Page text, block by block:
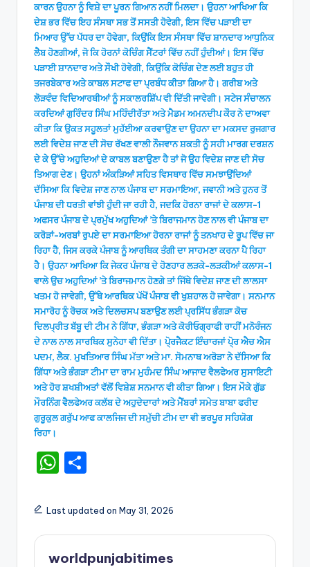
ਕਾਰਨ ਉਹਨਾ ਨੂੰ ਵਿਸ਼ੇ ਦਾ ਪੂਰਨ ਗਿਆਨ ਨਹੀਂ ਮਿਲਦਾ। ਉਹਨਾ ਆਖਿਆ ਕਿ
ਦੇਸ਼ ਭਰ ਵਿੱਚ ਇਹ ਸੰਸਥਾ ਸਭ ਤੋਂ ਸਸਤੀ ਹੋਵੇਗੀ, ਇਸ ਵਿੱਚ ਪੜਾਈ ਦਾ
ਮਿਆਰ ਉੱਚ ਪੱਧਰ ਦਾ ਹੋਵੇਗਾ, ਕਿਉਂਕਿ ਇਸ ਸੰਸਥਾ ਵਿੱਚ ਸ਼ਾਨਦਾਰ ਆਧੁਨਿਕ
ਲੈਬ ਹੋਣਗੀਆਂ, ਜੋ ਕਿ ਹੋਰਨਾਂ ਕੋਚਿੰਗ ਸੈਂਟਰਾਂ ਵਿੱਚ ਨਹੀਂ ਹੁੰਦੀਆਂ। ਇਸ ਵਿੱਚ
ਪੜਾਈ ਸ਼ਾਨਦਾਰ ਅਤੇ ਸੌਖੀ ਹੋਵੇਗੀ, ਕਿਉਂਕਿ ਕੋਚਿੰਗ ਦੇਣ ਲਈ ਬਹੁਤ ਹੀ
ਤਜਰਬੇਕਾਰ ਅਤੇ ਕਾਬਲ ਸਟਾਫ ਦਾ ਪ੍ਰਬੰਧ ਕੀਤਾ ਗਿਆ ਹੈ। ਗਰੀਬ ਅਤੇ
ਲੋੜਵੰਦ ਵਿਦਿਆਰਥੀਆਂ ਨੂੰ ਸਕਾਲਰਸ਼ਿੱਪ ਵੀ ਦਿੱਤੀ ਜਾਵੇਗੀ। ਸਟੇਜ ਸੰਚਾਲਨ
ਕਰਦਿਆਂ ਗੁਰਿੰਦਰ ਸਿੰਘ ਮਹਿੰਦੀਰੱਤਾ ਅਤੇ ਮੈਡਮ ਅਮਨਦੀਪ ਕੌਰ ਨੇ ਦਾਅਵਾ
ਕੀਤਾ ਕਿ ਉਕਤ ਸਹੂਲਤਾਂ ਮੁਹੱਈਆ ਕਰਵਾਉਣ ਦਾ ਉਹਨਾ ਦਾ ਮਕਸਦ ਰੁਜਗਾਰ
ਲਈ ਵਿਦੇਸ਼ ਜਾਣ ਦੀ ਸੋਚ ਰੱਖਣ ਵਾਲੀ ਨੌਜਵਾਨ ਸ਼ਕਤੀ ਨੂੰ ਸਹੀ ਮਾਰਗ ਦਰਸ਼ਨ
ਦੇ ਕੇ ਉੱਚੇ ਅਹੁਦਿਆਂ ਦੇ ਕਾਬਲ ਬਣਾਉਣਾ ਹੈ ਤਾਂ ਜੋ ਉਹ ਵਿਦੇਸ਼ ਜਾਣ ਦੀ ਸੋਚ
ਤਿਆਗ ਦੇਣ। ਉਹਨਾਂ ਅੰਕੜਿਆਂ ਸਹਿਤ ਵਿਸਥਾਰ ਵਿੱਚ ਸਮਝਾਉਂਦਿਆਂ
ਦੱਸਿਆ ਕਿ ਵਿਦੇਸ਼ ਜਾਣ ਨਾਲ ਪੰਜਾਬ ਦਾ ਸਰਮਾਇਆ, ਜਵਾਨੀ ਅਤੇ ਹੁਨਰ ਤੋਂ
ਪੰਜਾਬ ਦੀ ਧਰਤੀ ਵਾਂਝੀ ਹੁੰਦੀ ਜਾ ਰਹੀ ਹੈ, ਜਦਕਿ ਹੋਰਨਾ ਰਾਜਾਂ ਦੇ ਕਲਾਸ-1
ਅਫਸਰ ਪੰਜਾਬ ਦੇ ਪ੍ਰਮੁੱਖ ਅਹੁਦਿਆਂ ’ਤੇ ਬਿਰਾਜਮਾਨ ਹੋਣ ਨਾਲ ਵੀ ਪੰਜਾਬ ਦਾ
ਕਰੋੜਾਂ-ਅਰਬਾਂ ਰੁਪਏ ਦਾ ਸਰਮਾਇਆ ਹੋਰਨਾ ਰਾਜਾਂ ਨੂੰ ਤਨਖਾਹ ਦੇ ਰੂਪ ਵਿੱਚ ਜਾ
ਰਿਹਾ ਹੈ, ਜਿਸ ਕਰਕੇ ਪੰਜਾਬ ਨੂੰ ਆਰਥਿਕ ਤੰਗੀ ਦਾ ਸਾਹਮਣਾ ਕਰਨਾ ਪੈ ਰਿਹਾ
ਹੈ। ਉਹਨਾ ਆਖਿਆ ਕਿ ਜੇਕਰ ਪੰਜਾਬ ਦੇ ਹੋਣਹਾਰ ਲੜਕੇ-ਲੜਕੀਆਂ ਕਲਾਸ-1
ਵਾਲੇ ਉਚ ਅਹੁਦਿਆਂ ’ਤੇ ਬਿਰਾਜਮਾਨ ਹੋਣਗੇ ਤਾਂ ਜਿੱਥੇ ਵਿਦੇਸ਼ ਜਾਣ ਦੀ ਲਾਲਸਾ
ਖਤਮ ਹੋ ਜਾਵੇਗੀ, ਉੱਥੇ ਆਰਥਿਕ ਪੱਖੋਂ ਪੰਜਾਬ ਵੀ ਖੁਸ਼ਹਾਲ ਹੋ ਜਾਵੇਗਾ। ਸਨਮਾਨ
ਸਮਾਰੋਹ ਨੂੰ ਰੋਚਕ ਅਤੇ ਦਿਲਚਸਪ ਬਣਾਉਣ ਲਈ ਪ੍ਰਸਿੱਧ ਭੰਗੜਾ ਕੋਚ
ਦਿਲਪ੍ਰੀਤ ਬੱਬੂ ਦੀ ਟੀਮ ਨੇ ਗਿੱਧਾ, ਭੰਗੜਾ ਅਤੇ ਕੋਰੀਓਗ੍ਰਾਫੀ ਰਾਹੀਂ ਮਨੋਰੰਜਨ
ਦੇ ਨਾਲ ਨਾਲ ਸਾਰਥਿਕ ਸੁਨੇਹਾ ਵੀ ਦਿੱਤਾ। ਪੋ੍ਰਜੈਕਟ ਇੰਚਾਰਜਾਂ ਪੋ੍ਰ ਐਚ ਐਸ
ਪਦਮ, ਲੈਕ. ਮੁਖਤਿਆਰ ਸਿੰਘ ਮੱਤਾ ਅਤੇ ਮਾ. ਸੋਮਨਾਥ ਅਰੋੜਾ ਨੇ ਦੱਸਿਆ ਕਿ
ਗਿੱਧਾ ਅਤੇ ਭੰਗੜਾ ਟੀਮਾ ਦਾ ਰਾਮ ਮੁਹੰਮਦ ਸਿੰਘ ਆਜਾਦ ਵੈਲਫੇਅਰ ਸੁਸਾਇਟੀ
ਅਤੇ ਹੋਰ ਸ਼ਖਸ਼ੀਅਤਾਂ ਵੱਲੋਂ ਵਿਸ਼ੇਸ਼ ਸਨਮਾਨ ਵੀ ਕੀਤਾ ਗਿਆ। ਇਸ ਮੌਕੇ ਗੁੱਡ
ਮੌਰਨਿੰਗ ਵੈਲਫੇਅਰ ਕਲੱਬ ਦੇ ਅਹੁਦੇਦਾਰਾਂ ਅਤੇ ਮੈਂਬਰਾਂ ਸਮੇਤ ਬਾਬਾ ਫਰੀਦ
ਗੁਰੂਕੁਲ ਗਰੁੱਪ ਆਫ ਕਾਲਜਿਜ ਦੀ ਸਮੁੱਚੀ ਟੀਮ ਦਾ ਵੀ ਭਰਪੂਰ ਸਹਿਯੋਗ
ਰਿਹਾ।
W
a
ts
A
ar
e
Last updated on May 31, 2026
worldpunjabitimes